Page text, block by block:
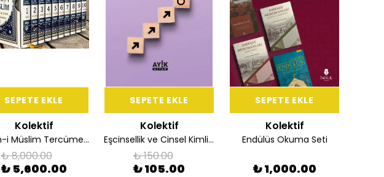
SEPETE EKLE
Kolektif
Sahih-i Müslim Tercüme ve Şerhi (10 Cilt Takım)
₺ 8,000.00
₺ 5,600.00
SEPETE EKLE
Kolektif
Eşcinsellik ve Cinsel Kimlik Gelişimi
₺ 150.00
₺ 105.00
SEPETE EKLE
Kolektif
Endülüs Okuma Seti
₺ 1,000.00